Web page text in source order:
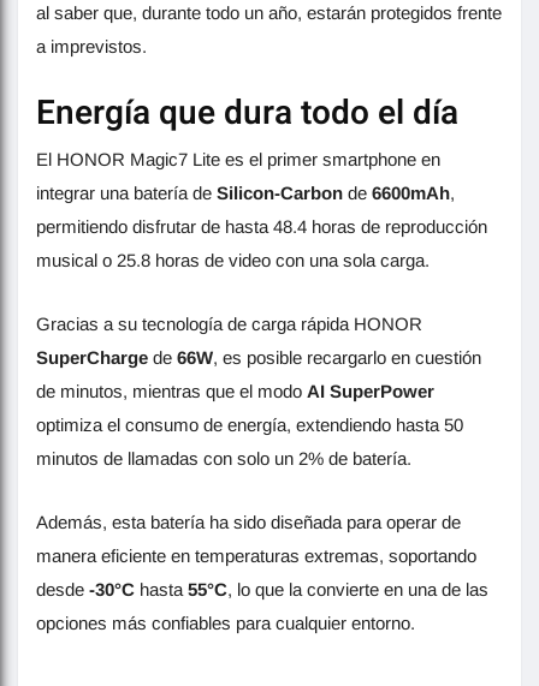
al saber que, durante todo un año, estarán protegidos frente
a imprevistos.
Energía que dura todo el día
El HONOR Magic7 Lite es el primer smartphone en
integrar una batería de Silicon-Carbon de 6600mAh,
permitiendo disfrutar de hasta 48.4 horas de reproducción
musical o 25.8 horas de video con una sola carga.
Gracias a su tecnología de carga rápida HONOR
SuperCharge de 66W, es posible recargarlo en cuestión
de minutos, mientras que el modo AI SuperPower
optimiza el consumo de energía, extendiendo hasta 50
minutos de llamadas con solo un 2% de batería.
Además, esta batería ha sido diseñada para operar de
manera eficiente en temperaturas extremas, soportando
desde -30°C hasta 55°C, lo que la convierte en una de las
opciones más confiables para cualquier entorno.